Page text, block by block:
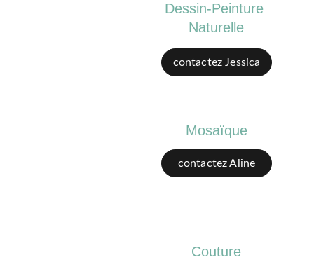
Dessin-Peinture
Naturelle
Mosaïque
contactez Jessica
contactez Aline
Couture